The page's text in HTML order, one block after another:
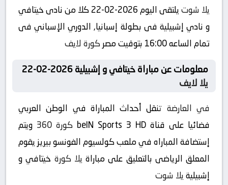
يلا شوت
يلتقى اليوم 2026-02-22 كلا من نادى خيتافي
و نادي إشبيلية فى بطولة إسبانيا, الدوري الإسباني فى
تمام الساعه 16:00 بتوقيت مصر
كورة لايف
معلومات عن مباراة خيتافي و إشبيلية 2026-02-22
يلا لايف
في العارضة تنقل أحداث المباراة في الوطن العربي
فضائيا على قناة beIN Sports 3 HD
كورة 360
ويتم
إستضافة المباراه في ملعب كولسيوم الفونسو بيريز يقوم
المعلق الرياضى بالتعليق على مباراة يلا كورة خيتافي و
إشبيليةيلا شوت